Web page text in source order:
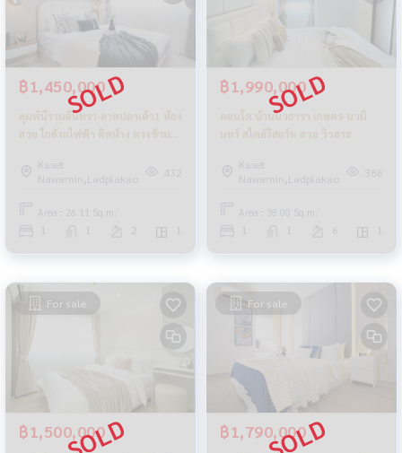
฿1,450,000
ลุมพินีรามอินทรา-ลาดปลาเค้า1 ห้อง
สวย ใกล้รถไฟฟ้า ติดห้าง ตรงข้าม
Kaset
Nawamin,Ladplakao
432
Area : 26.11 Sq.m.
1 1 2 1
฿1,990,000
คอนโด บ้านนวธารา เกษตร-นวมิ
นทร์ สไตล์รีสอร์ท สวย วิวสระ
Kaset
Nawamin,Ladplakao
386
Area : 38.00 Sq.m.
1 1 6 1
For sale
฿1,500,000
For sale
฿1,790,000